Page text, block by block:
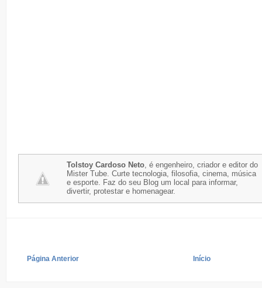
Tolstoy Cardoso Neto, é engenheiro, criador e editor do
Mister Tube. Curte tecnologia, filosofia, cinema, música
e esporte. Faz do seu Blog um local para informar,
divertir, protestar e homenagear.
Página Anterior Início